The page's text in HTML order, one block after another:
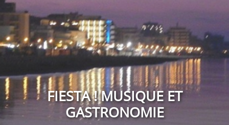
FIESTA ! MUSIQUE ET
GASTRONOMIE